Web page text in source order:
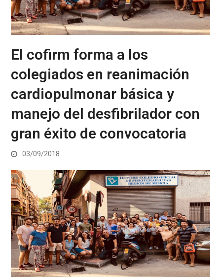
El cofirm forma a los
colegiados en reanimación
cardiopulmonar básica y
manejo del desfibrilador con
gran éxito de convocatoria
03/09/2018